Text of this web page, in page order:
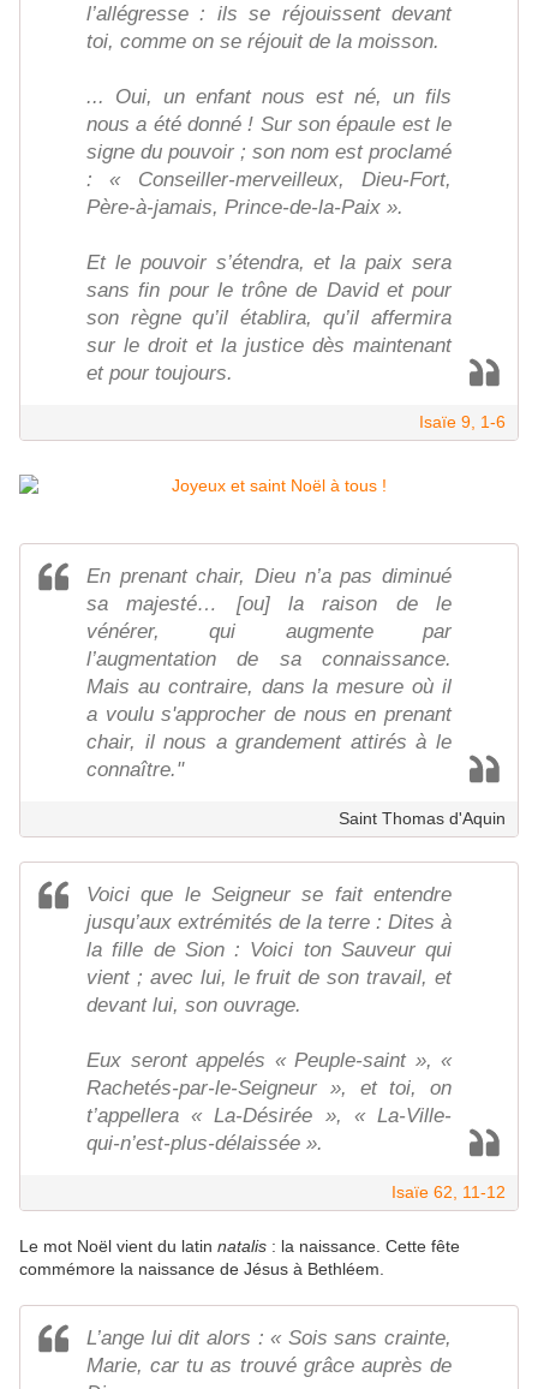
l’allégresse : ils se réjouissent devant
toi, comme on se réjouit de la moisson.
... Oui, un enfant nous est né, un fils
nous a été donné ! Sur son épaule est le
signe du pouvoir ; son nom est proclamé
: « Conseiller-merveilleux, Dieu-Fort,
Père-à-jamais, Prince-de-la-Paix ».
Et le pouvoir s’étendra, et la paix sera
sans fin pour le trône de David et pour
son règne qu’il établira, qu’il affermira
sur le droit et la justice dès maintenant
et pour toujours.
Isaïe 9, 1-6
En prenant chair, Dieu n’a pas diminué
sa majesté… [ou] la raison de le
vénérer, qui augmente par
l’augmentation de sa connaissance.
Mais au contraire, dans la mesure où il
a voulu s'approcher de nous en prenant
chair, il nous a grandement attirés à le
connaître."
Saint Thomas d'Aquin
Voici que le Seigneur se fait entendre
jusqu’aux extrémités de la terre : Dites à
la fille de Sion : Voici ton Sauveur qui
vient ; avec lui, le fruit de son travail, et
devant lui, son ouvrage.
Eux seront appelés « Peuple-saint », «
Rachetés-par-le-Seigneur », et toi, on
t’appellera « La-Désirée », « La-Ville-
qui-n’est-plus-délaissée ».
Isaïe 62, 11-12
Le mot Noël vient du latin natalis : la naissance. Cette fête
commémore la naissance de Jésus à Bethléem.
L’ange lui dit alors : « Sois sans crainte,
Marie, car tu as trouvé grâce auprès de